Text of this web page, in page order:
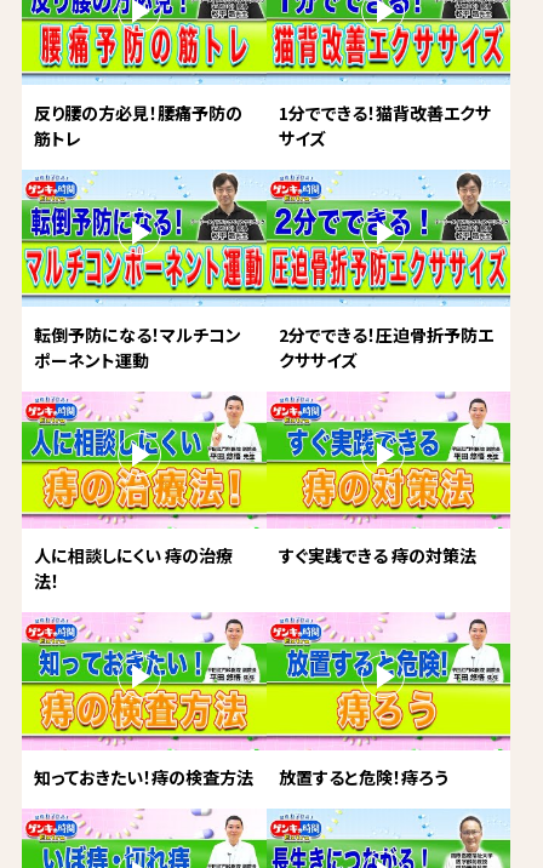
反り腰の方必見！腰痛予防の
筋トレ
1分でできる！猫背改善エクサ
サイズ
転倒予防になる！マルチコン
ポーネント運動
2分でできる！圧迫骨折予防エ
クササイズ
人に相談しにくい 痔の治療
法！
すぐ実践できる 痔の対策法
知っておきたい！痔の検査方法 放置すると危険！痔ろう